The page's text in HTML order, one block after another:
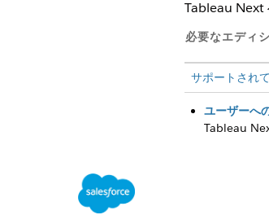
Tableau Next
必要なエディ
サポートされ
ユーザーへ
Tableau
ユーザー